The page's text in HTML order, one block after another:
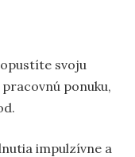
svoju
ponuku,
impulzívne a